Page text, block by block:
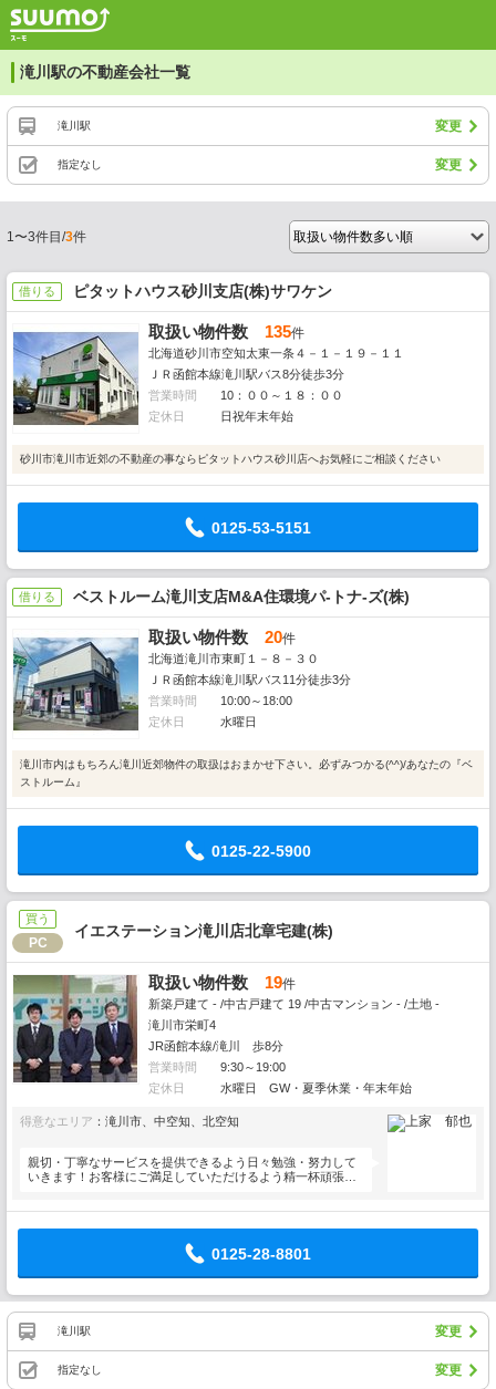
滝川駅の不動産会社一覧
滝川駅 変更
指定なし 変更
1〜3件目/3件
借りる ピタットハウス砂川支店(株)サワケン
取扱い物件数 135件
北海道砂川市空知太東一条４－１－１９－１１
ＪＲ函館本線滝川駅バス8分徒歩3分
営業時間
10：００～１８：００
定休日
日祝年末年始
砂川市滝川市近郊の不動産の事ならピタットハウス砂川店へお気軽にご相談ください
0125-53-5151
借りる ベストルーム滝川支店M&A住環境パ-トナ-ズ(株)
取扱い物件数 20件
北海道滝川市東町１－８－３０
ＪＲ函館本線滝川駅バス11分徒歩3分
営業時間
10:00～18:00
定休日
水曜日
滝川市内はもちろん滝川近郊物件の取扱はおまかせ下さい。必ずみつかる(^^)/あなたの『ベ
ストルーム』
0125-22-5900
買う
PC
イエステーション滝川店北章宅建(株)
取扱い物件数 19件
新築戸建て - /中古戸建て 19 /中古マンション - /土地 -
滝川市栄町4
JR函館本線/滝川 歩8分
営業時間
9:30～19:00
定休日
水曜日 GW・夏季休業・年末年始
得意なエリア ：滝川市、中空知、北空知
親切・丁寧なサービスを提供できるよう日々勉強・努力して
いきます！お客様にご満足していただけるよう精一杯頑張り
0125-28-8801
滝川駅 変更
指定なし 変更